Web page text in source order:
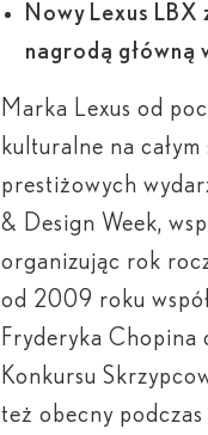
Nowy Lexus
nagrodą główną
Marka Lexus od
kulturalne na
prestiżowych
& Design Week,
organizując rok
od 2009 roku
Fryderyka Chopina
Konkursu
też obecny